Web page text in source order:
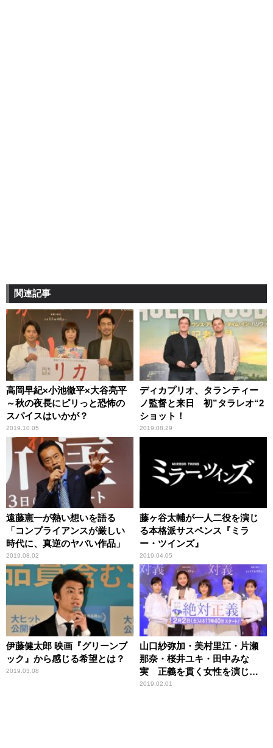
関連記事
高岡早紀×小池徹平×大谷亮平
～秋の夜長にピリっと恐怖の
スパイスはいかが？
2019.10.05
ディカプリオ、タランティー
ノ監督と来日 初”タラレオ“2
ショット！
2019.08.29
遠藤憲一が熱い想いを語る
「コンプライアンスが厳しい
時代に、真逆のヤバい作品」
2019.08.02
藤ヶ谷太輔が一人二役を演じ
る本格派サスペンス『ミラ
ー・ツインズ』
2019.04.05
伊藤健太郎 映画『グリーンブ
ック』から感じる希望とは？
2019.03.08
山口紗弥加・美村里江・片瀬
那奈・桜井ユキ・田中みな
実 正義を貫く女性を演じる5
人の女優に注目
2019.02.01